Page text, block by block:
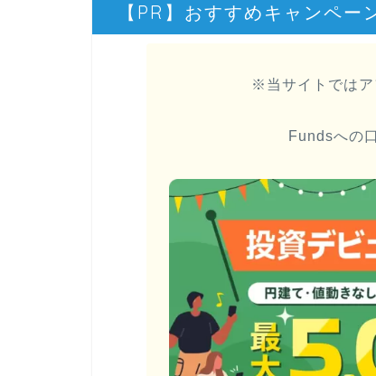
【PR】おすすめキャンペー
※当サイトではア
Fundsへの